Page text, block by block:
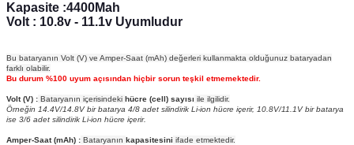
Kapasite :4400Mah
Volt : 10.8v - 11.1v Uyumludur
Bu bataryanın Volt (V) ve Amper-Saat (mAh) değerleri kullanmakta olduğunuz bataryadan
farklı olabilir.
Bu durum %100 uyum açısından hiçbir sorun teşkil etmemektedir.
Volt (V) : Bataryanın içerisindeki hücre (cell) sayısı ile ilgilidir.
Örneğin 14.4V/14.8V bir batarya 4/8 adet silindirik Li-ion hücre içerir, 10.8V/11.1V bir batarya
ise 3/6 adet silindirik Li-ion hücre içerir.
Amper-Saat (mAh) : Bataryanın kapasitesini ifade etmektedir.